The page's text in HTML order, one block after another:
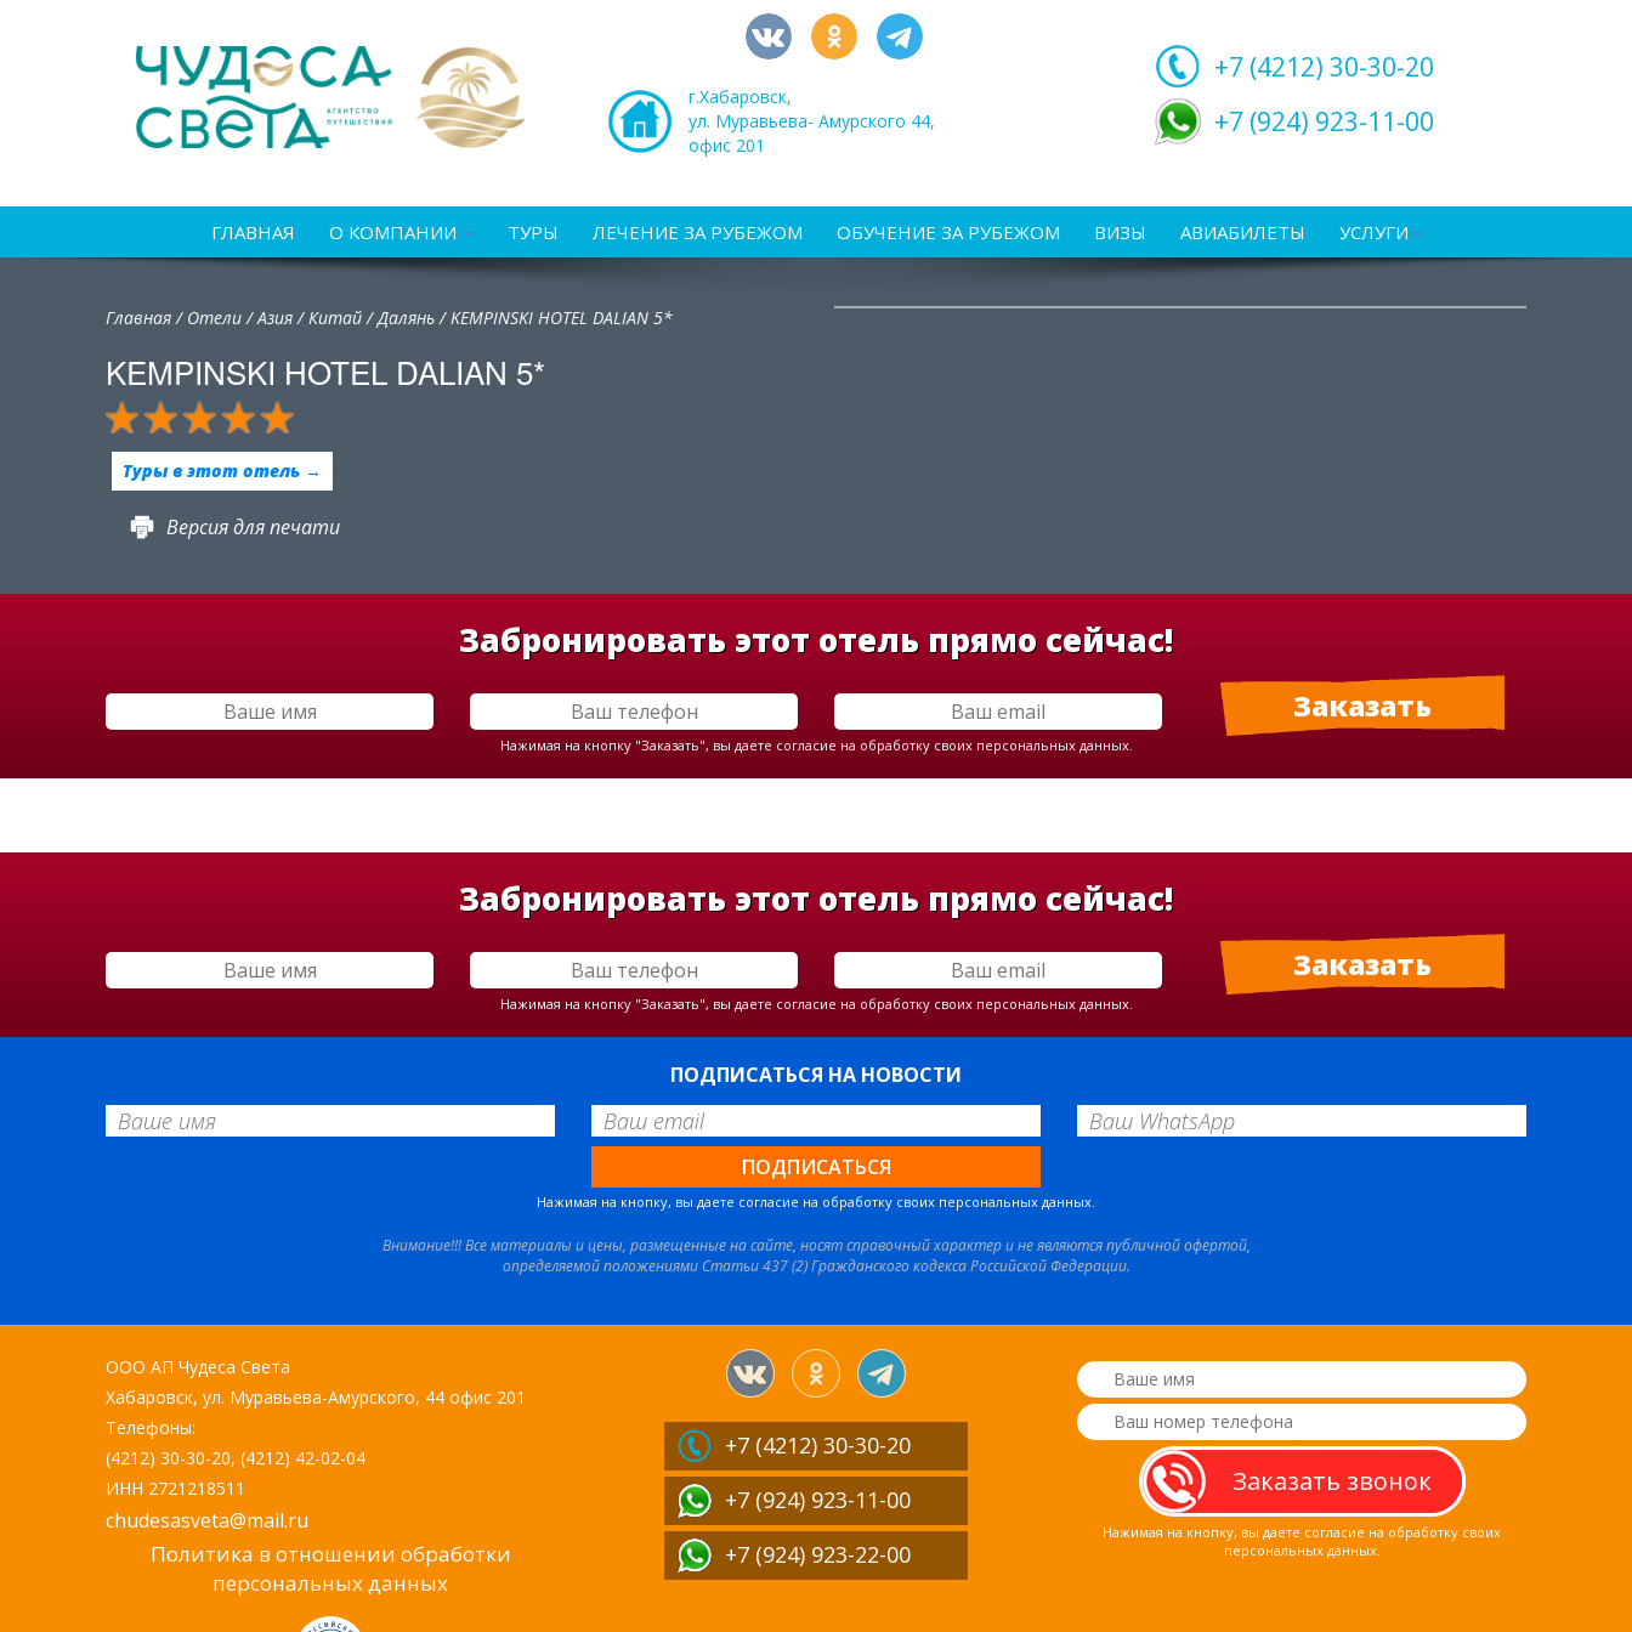
г.Хабаровск,
ул. Муравьева- Амурского 44,
офис 201
+7 (4212) 30-30-20
+7 (924) 923-11-00
ГЛАВНАЯ О КОМПАНИИ ТУРЫ ЛЕЧЕНИЕ ЗА РУБЕЖОМ ОБУЧЕНИЕ ЗА РУБЕЖОМ ВИЗЫ АВИАБИЛЕТЫ УСЛУГИ
Главная/ Отели/Азия/Китай/Далянь /KEMPINSKI HOTEL DALIAN 5*
KEMPINSKI HOTEL DALIAN 5*
Туры в этот отель →
Версия для печати
Забронировать этот отель прямо сейчас!
Нажимая на кнопку "Заказать", вы даете согласие на обработку своих персональных данных.
Забронировать этот отель прямо сейчас!
Нажимая на кнопку "Заказать", вы даете согласие на обработку своих персональных данных.
ПОДПИСАТЬСЯ НА НОВОСТИ
Нажимая на кнопку, вы даете согласие на обработку своих персональных данных.
Внимание!!! Все материалы и цены, размещенные на сайте, носят справочный характер и не являются публичной офертой,
определяемой положениями Статьи 437 (2) Гражданского кодекса Российской Федерации.
ООО АП Чудеса Света
Хабаровск, ул. Муравьева-Амурского, 44 офис 201
Телефоны:
(4212) 30-30-20, (4212) 42-02-04
ИНН 2721218511
chudesasveta@mail.ru
Политика в отношении обработки
персональных данных
+7 (4212) 30-30-20
+7 (924) 923-11-00
+7 (924) 923-22-00
Нажимая на кнопку, вы даете согласие на обработку своих
персональных данных.